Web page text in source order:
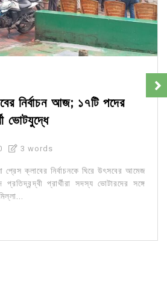
নির্বাচন আজ; ১৭টি পদের
ভোটযুদ্ধে
3 words
ক্লাবের নির্বাচনকে ঘিরে উৎসবের আমেজ
প্রার্থীরা সদস্য ভোটারদের সঙ্গে